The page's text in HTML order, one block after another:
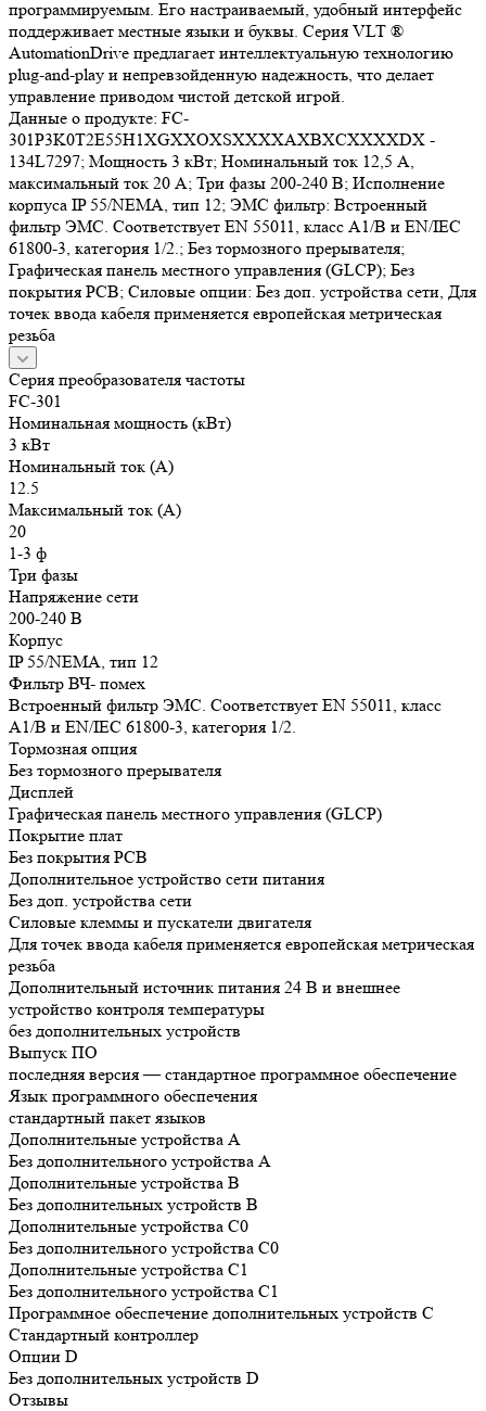
программируемым. Его настраиваемый, удобный интерфейс
поддерживает местные языки и буквы. Серия VLT ®
AutomationDrive предлагает интеллектуальную технологию
plug-and-play и непревзойденную надежность, что делает
управление приводом чистой детской игрой.
Данные о продукте: FC-
301P3K0T2E55H1XGXXOXSXXXXAXBXCXXXXDX -
134L7297; Мощность 3 кВт; Номинальный ток 12,5 А,
максимальный ток 20 А; Три фазы 200-240 В; Исполнение
корпуса IP 55/NEMA, тип 12; ЭМС фильтр: Встроенный
фильтр ЭМС. Соответствует EN 55011, класс A1/B и EN/IEC
61800-3, категория 1/2.; Без тормозного прерывателя;
Графическая панель местного управления (GLCP); Без
покрытия РСВ; Силовые опции: Без доп. устройства сети, Для
точек ввода кабеля применяется европейская метрическая
резьба
Серия преобразователя частоты
FC-301
Номинальная мощность (кВт)
3 кВт
Номинальный ток (А)
12.5
Максимальный ток (А)
20
1-3 ф
Три фазы
Напряжение сети
200-240 В
Корпус
IP 55/NEMA, тип 12
Фильтр ВЧ- помех
Встроенный фильтр ЭМС. Соответствует EN 55011, класс
A1/B и EN/IEC 61800-3, категория 1/2.
Тормозная опция
Без тормозного прерывателя
Дисплей
Графическая панель местного управления (GLCP)
Покрытие плат
Без покрытия РСВ
Дополнительное устройство сети питания
Без доп. устройства сети
Силовые клеммы и пускатели двигателя
Для точек ввода кабеля применяется европейская метрическая
резьба
Дополнительный источник питания 24 В и внешнее
устройство контроля температуры
без дополнительных устройств
Выпуск ПО
последняя версия — стандартное программное обеспечение
Язык программного обеспечения
стандартный пакет языков
Дополнительные устройства А
Без дополнительного устройства A
Дополнительные устройства B
Без дополнительных устройств B
Дополнительные устройства C0
Без дополнительного устройства C0
Дополнительные устройства C1
Без дополнительного устройства C1
Программное обеспечение дополнительных устройств С
Cтандартный контроллер
Опции D
Без дополнительных устройств D
Отзывы